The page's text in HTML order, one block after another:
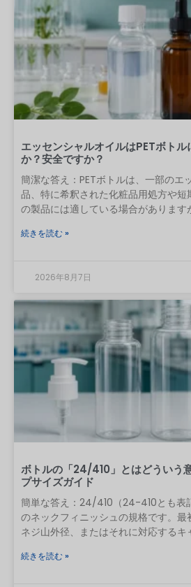
をテストし、検査基準に合意した上
回発注を行います。本ガイドでは、
要求すべきかを解説します。目次 1 は
エッセンシャルオイルはPETボト
か？安全ですか？
簡潔な答え：PETボトルは、一部のエ
品、特に希釈された化粧品用処方や
の製品には適している場合があります
べきではありません。希釈されていな
ランドは、キャップ、ライナー、レデ
プレーノズル、ディップチューブ、
ど、製造パッケージ一式を揃えた状
完成した処方をテストする必要があ
として、「PET」とは樹脂の種類を示
最終的な結果を保証するものではあり
濃度、接触時間、温度、ボトルにか
質、製造品質などによって、結果は異
す。内容は以下の通りです。
続きを読む »
2026年8月7日
ボトルの「24/410」とはどういう
プサイズガイド
簡単な答え：24/410（24-410とも表
のネックフィニッシュの規格です。
ネジ山外径、またはそれに対応するキ
化された連続ねじ仕上げシリーズ（ね
続きを読む »